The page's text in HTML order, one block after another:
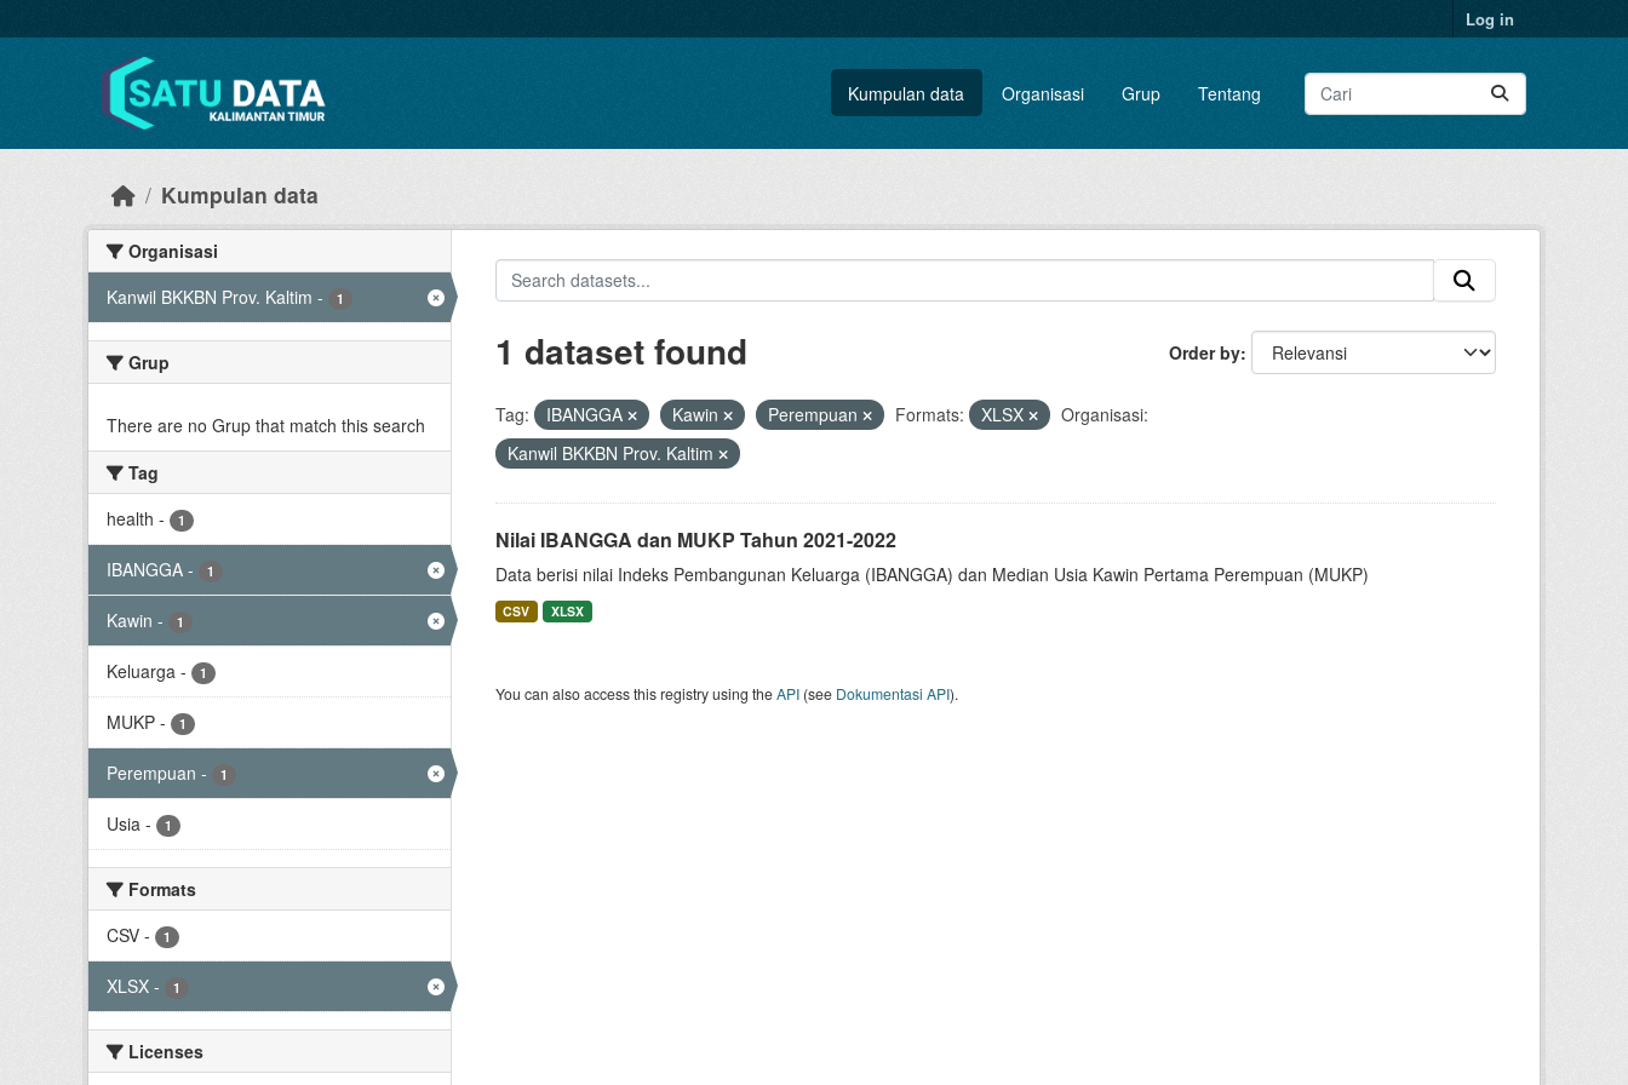
Log in
Kumpulan data Organisasi Grup Tentang
Kumpulan data
Organisasi
Kanwil BKKBN Prov. Kaltim - 1
Grup
There are no Grup that match this search
Tag
health - 1
IBANGGA - 1
Kawin - 1
Keluarga - 1
MUKP - 1
Perempuan - 1
Usia - 1
Formats
CSV - 1
XLSX - 1
Licenses
Order by
1 dataset found
Tag: IBANGGA Kawin Perempuan Formats: XLSX
Organisasi:
Kanwil BKKBN Prov. Kaltim
Nilai IBANGGA dan MUKP Tahun 2021-2022
Data berisi nilai Indeks Pembangunan Keluarga (IBANGGA) dan Median Usia Kawin Pertama Perempuan (MUKP)
CSV XLSX
You can also access this registry using theAPI(see Dokumentasi API).